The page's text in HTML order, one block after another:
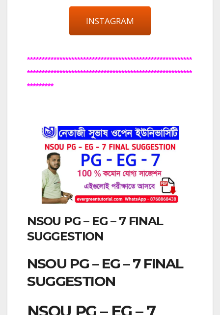
INSTAGRAM
********************************************************
********************************************************
*********
NSOU PG – EG – 7 FINAL
SUGGESTION
NSOU PG – EG – 7 FINAL
SUGGESTION
NSOU PG – EG – 7